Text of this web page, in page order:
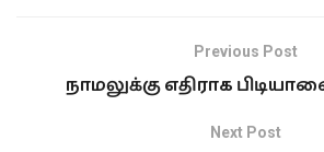
Previous Post
நாமலுக்கு எதிராக
Next Post